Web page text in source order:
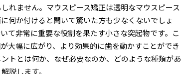
れません。マウスピース矯正は透明なマウスピース
何か付けると聞いて驚いた方も少なくないでしょ
て非常に重要な役割を果たす小さな突起物です。こ
大幅に広がり、より効果的に歯を動かすことができ
トとは何か、なぜ必要なのか、どのような種類があ
説します。